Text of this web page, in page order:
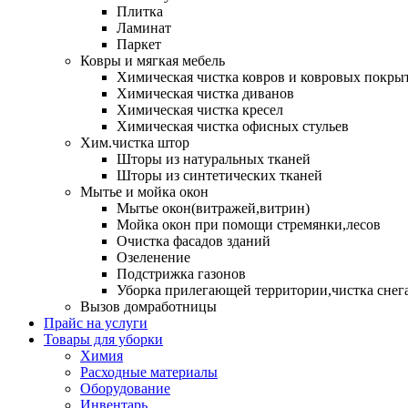
Плитка
Ламинат
Паркет
Ковры и мягкая мебель
Химическая чистка ковров и ковровых
Химическая чистка диванов
Химическая чистка кресел
Химическая чистка офисных стульев
Хим.чистка штор
Шторы из натуральных тканей
Шторы из синтетических тканей
Мытье и мойка окон
Мытье окон(витражей,витрин)
Мойка окон при помощи стремянки,лесов
Очистка фасадов зданий
Озеленение
Подстрижка газонов
Уборка прилегающей территории,чистка
Вызов домработницы
Прайс на услуги
Товары для уборки
Химия
Расходные материалы
Оборудование
Инвентарь